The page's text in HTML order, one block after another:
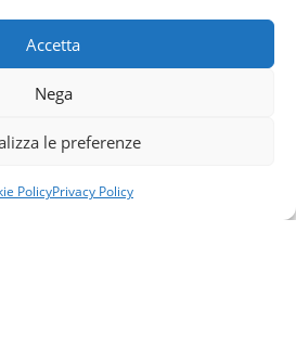
Accetta
Nega
le preferenze
PolicyPrivacy Policy
Tavola!
Contattaci